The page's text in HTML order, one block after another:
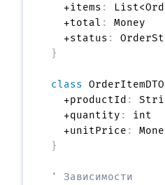
  +items
:
  +total
:
Money
  +status
:
}
class OrderItemDTO
  +productId
:
  +quantity
:
int
  +unitPrice
:
}
' Зависимости